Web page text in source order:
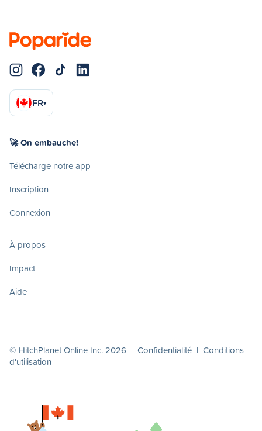
FR▾
🚀 On embauche!
Télécharge notre app
Inscription
Connexion
À propos
Impact
Aide
© HitchPlanet Online Inc. 2026 | Confidentialité | Conditions
d'utilisation